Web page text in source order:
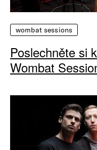
wombat sessions
Poslechněte si
Wombat